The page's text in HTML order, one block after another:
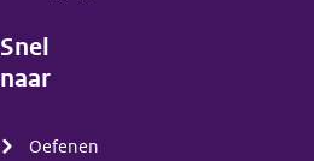
Snel
naar
Oefenen